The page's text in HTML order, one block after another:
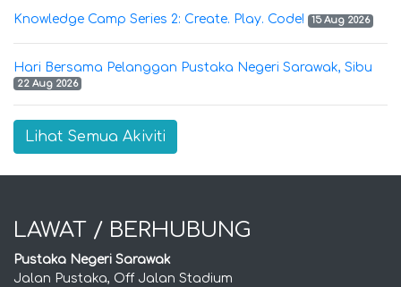
Knowledge Camp Series 2: Create. Play. Code! 15 Aug 2026
Hari Bersama Pelanggan Pustaka Negeri Sarawak, Sibu
22 Aug 2026
Lihat Semua Akiviti
LAWAT / BERHUBUNG
Pustaka Negeri Sarawak
Jalan Pustaka, Off Jalan Stadium